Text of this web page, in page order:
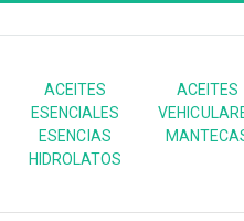
ACEITES
ESENCIALES
ESENCIAS
HIDROLATOS
ACEITES